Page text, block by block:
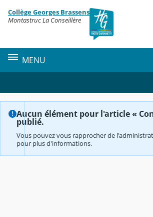
Contenu
Collège Georges Brassens
Montastruc La Conseillère
MENU
Aucun élément pour l'article «
publié.
Vous pouvez vous rapprocher de
pour plus d'informations.